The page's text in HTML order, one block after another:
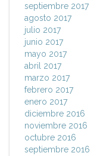
septiembre 2017
agosto 2017
julio 2017
junio 2017
mayo 2017
abril 2017
marzo 2017
febrero 2017
enero 2017
diciembre 2016
noviembre 2016
octubre 2016
septiembre 2016